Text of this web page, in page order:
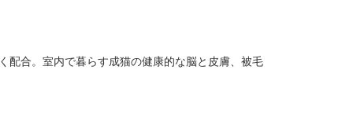
配合。室内で暮らす成猫の健康的な脳と皮膚、被毛